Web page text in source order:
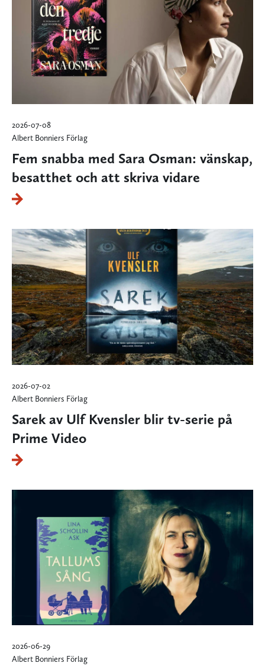
2026-07-08
Albert Bonniers Förlag
Fem snabba med Sara Osman: vänskap,
besatthet och att skriva vidare
2026-07-02
Albert Bonniers Förlag
Sarek av Ulf Kvensler blir tv-serie på
Prime Video
2026-06-29
Albert Bonniers Förlag